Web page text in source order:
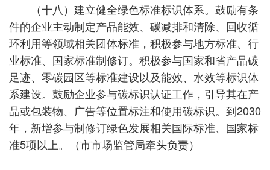
（十八）建立健全绿色标准标识体系。鼓励有条
件的企业主动制定产品能效、碳减排和清除、回收循
环利用等领域相关团体标准，积极参与地方标准、行
业标准、国家标准制修订。积极参与国家和省产品碳
足迹、零碳园区等标准建设以及能效、水效等标识体
系建设。鼓励企业参与碳标识认证工作，引导其在产
品或包装物、广告等位置标注和使用碳标识。到2030
年，新增参与制修订绿色发展相关国际标准、国家标
准5项以上。（市市场监管局牵头负责）